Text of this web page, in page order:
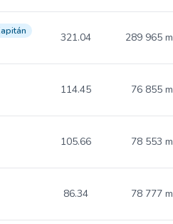
321.04 289 965
114.45 76 855
105.66 78 553
86.34 78 777